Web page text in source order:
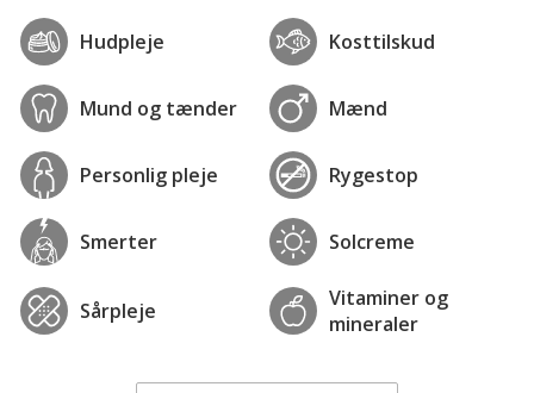
Hudpleje Kosttilskud
Mund og tænder Mænd
Personlig pleje Rygestop
Smerter Solcreme
Sårpleje
Vitaminer og
mineraler